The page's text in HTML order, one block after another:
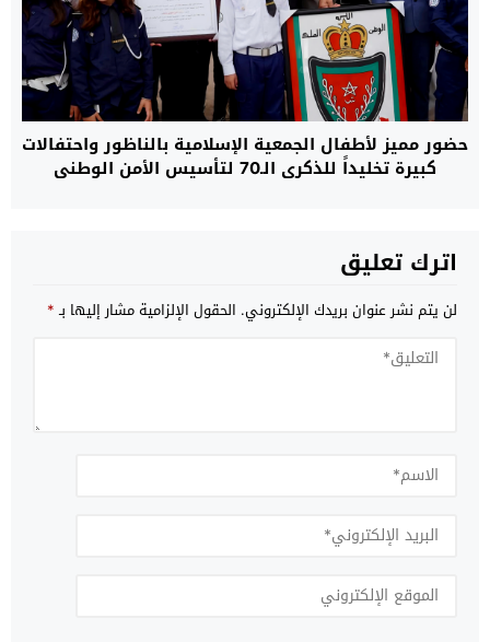
حضور مميز لأطفال الجمعية الإسلامية بالناظور واحتفالات
كبيرة تخليداً للذكرى الـ70 لتأسيس الأمن الوطني
اترك تعليق
لن يتم نشر عنوان بريدك الإلكتروني. الحقول الإلزامية مشار إليها بـ*